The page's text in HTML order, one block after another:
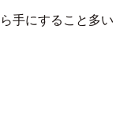
手にすること多い